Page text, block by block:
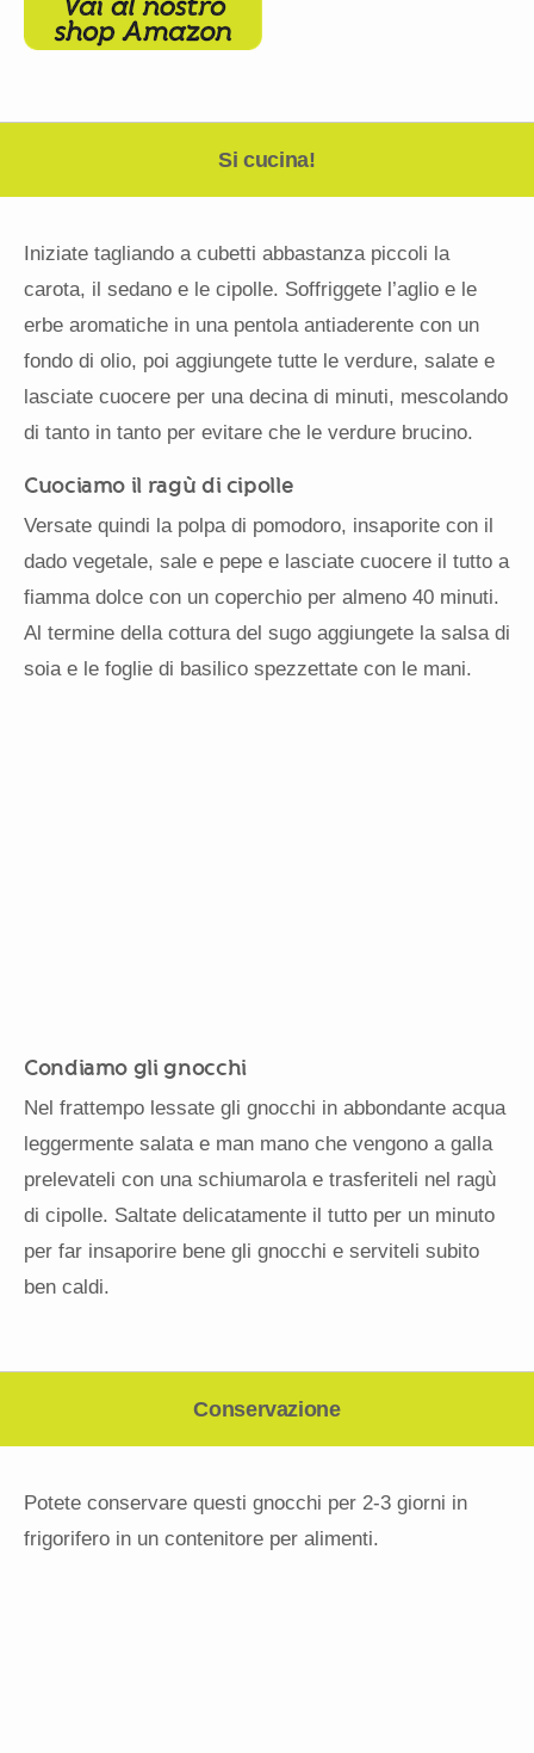
Si cucina!
Iniziate tagliando a cubetti abbastanza piccoli la
carota, il sedano e le cipolle. Soffriggete l’aglio e le
erbe aromatiche in una pentola antiaderente con un
fondo di olio, poi aggiungete tutte le verdure, salate e
lasciate cuocere per una decina di minuti, mescolando
di tanto in tanto per evitare che le verdure brucino.
Cuociamo il ragù di cipolle
Versate quindi la polpa di pomodoro, insaporite con il
dado vegetale, sale e pepe e lasciate cuocere il tutto a
fiamma dolce con un coperchio per almeno 40 minuti.
Al termine della cottura del sugo aggiungete la salsa di
soia e le foglie di basilico spezzettate con le mani.
Condiamo gli gnocchi
Nel frattempo lessate gli gnocchi in abbondante acqua
leggermente salata e man mano che vengono a galla
prelevateli con una schiumarola e trasferiteli nel ragù
di cipolle. Saltate delicatamente il tutto per un minuto
per far insaporire bene gli gnocchi e serviteli subito
ben caldi.
Conservazione
Potete conservare questi gnocchi per 2-3 giorni in
frigorifero in un contenitore per alimenti.